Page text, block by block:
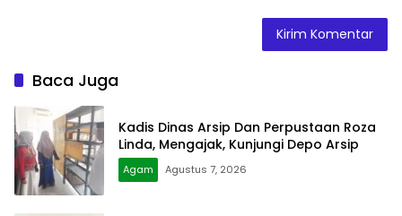
Baca Juga
Kadis Dinas Arsip Dan Perpustaan Roza
Linda, Mengajak, Kunjungi Depo Arsip
Agam Agustus 7, 2026